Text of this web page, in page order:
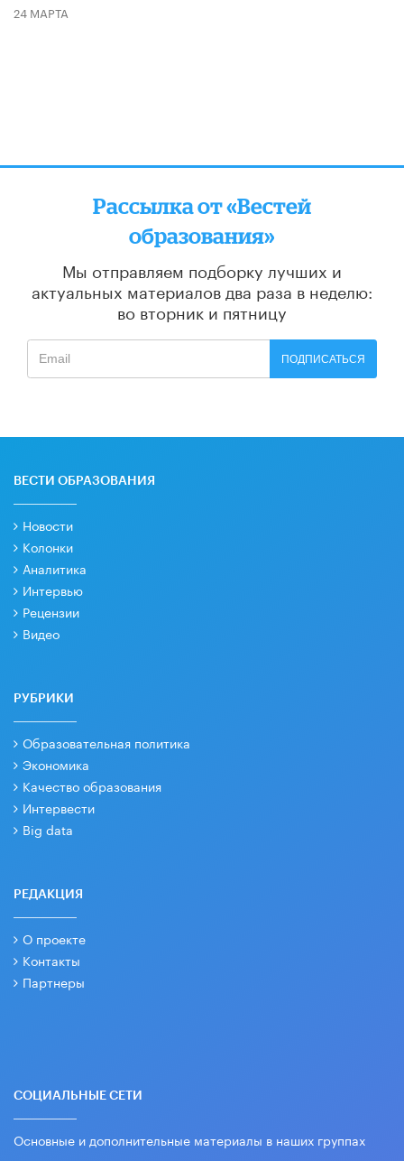
24 МАРТА
Рассылка от «Вестей
образования»
Мы отправляем подборку лучших и
актуальных материалов два раза в неделю:
во вторник и пятницу
ПОДПИСАТЬСЯ
ВЕСТИ ОБРАЗОВАНИЯ
Новости
Колонки
Аналитика
Интервью
Рецензии
Видео
РУБРИКИ
Образовательная политика
Экономика
Качество образования
Интервести
Big data
РЕДАКЦИЯ
О проекте
Контакты
Партнеры
СОЦИАЛЬНЫЕ СЕТИ
Основные и дополнительные материалы в наших группах